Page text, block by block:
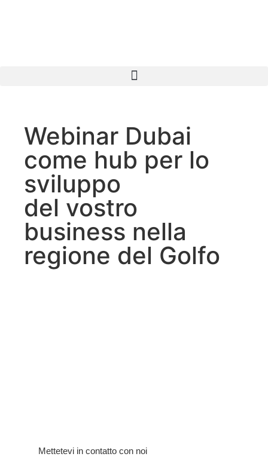
Webinar Dubai
come hub per lo
sviluppo
del vostro
business nella
regione del Golfo
Mettetevi in contatto con noi